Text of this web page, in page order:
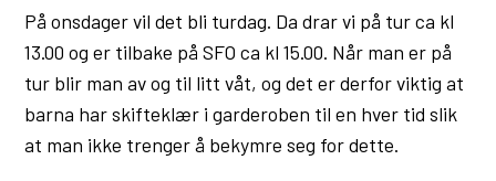
På onsdager vil det bli turdag. Da drar vi på tur ca kl
13.00 og er tilbake på SFO ca kl 15.00. Når man er på
tur blir man av og til litt våt, og det er derfor viktig at
barna har skifteklær i garderoben til en hver tid slik
at man ikke trenger å bekymre seg for dette.